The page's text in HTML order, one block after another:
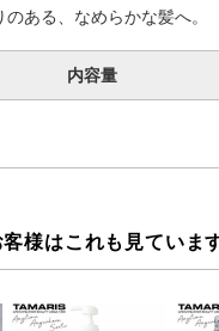
ある、なめらかな髪へ。
内容量
様はこれも見ていま